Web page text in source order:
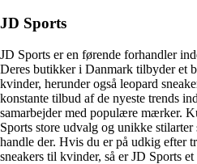
JD Sports
JD Sports er en førende forhandler
Deres butikker i Danmark tilbyder et
kvinder, herunder også leopard
konstante tilbud af de nyeste trends
samarbejder med populære mærker.
Sports store udvalg og unikke
handle der. Hvis du er på udkig efter
sneakers til kvinder, så er JD Sports